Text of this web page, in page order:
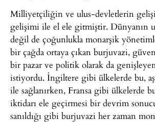
Milliyetçiliğin ve ulus-devletlerin
gelişimi ile el ele gitmiştir. Dünyanın
değil de çoğunlukla monarşik
bir çağda ortaya çıkan burjuvazi,
bir pazar ve politik olarak da
istiyordu. İngiltere gibi ülkelerde bu,
ile sağlanırken, Fransa gibi ülkelerde
iktidarı ele geçirmesi bir devrim
sanıldığı gibi burjuvazi her zaman